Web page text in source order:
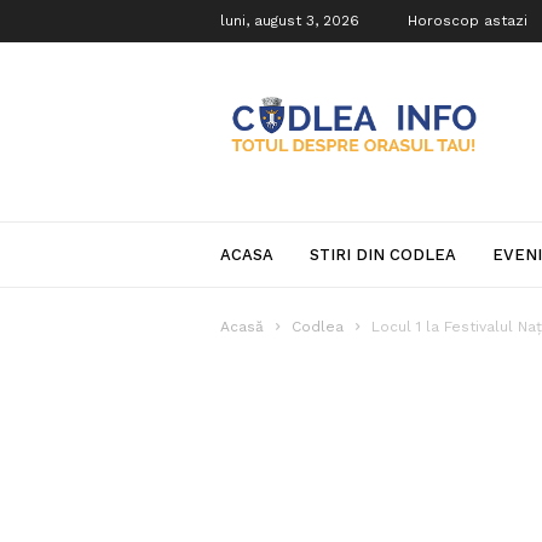
luni, august 3, 2026 Horoscop astazi
Info
ACASA STIRI DIN CODLEA
Acasă Codlea Locul 1 la Festivalul